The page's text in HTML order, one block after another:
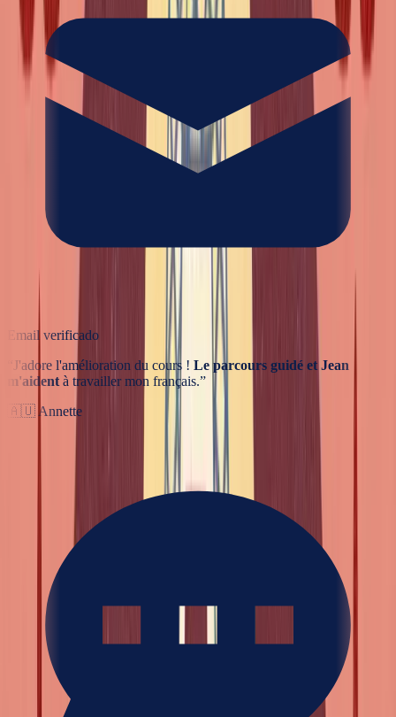
Email verificado
J'adore l'amélioration du cours ! Le parcours guidé et Jean
m'aident à travailler mon français.”
🇦🇺 Annette